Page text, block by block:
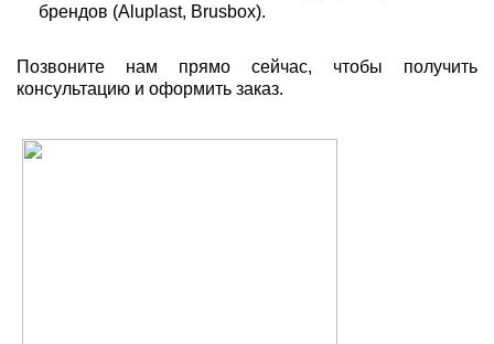
брендов (Aluplast, Brusbox).
Позвоните нам прямо сейчас, чтобы получить
консультацию и оформить заказ.